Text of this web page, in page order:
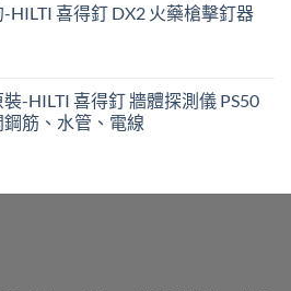
HILTI 喜得釘 DX2 火藥槍擊釘器
-HILTI 喜得釘 牆體探測儀 PS50
筋、水管、電線